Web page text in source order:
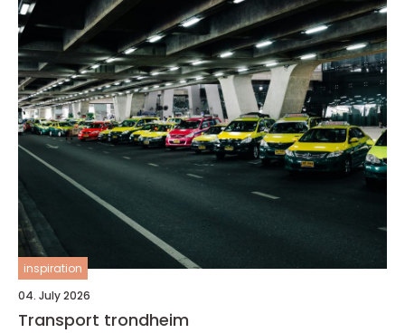
inspiration
04. July 2026
Transport trondheim